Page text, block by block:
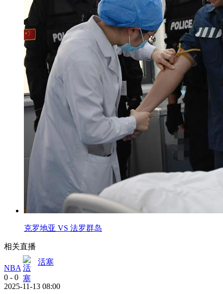
克罗地亚 VS 法罗群岛
相关直播
NBA
活塞
0 - 0
2025-11-13 08:00